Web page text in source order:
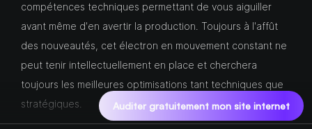
compétences techniques permettant de vous aiguiller
avant même d'en avertir la production. Toujours à l'affût
des nouveautés, cet électron en mouvement constant ne
peut tenir intellectuellement en place et cherchera
toujours les meilleures optimisations tant techniques que
stratégiques.
Auditer gratuitement mon site internet